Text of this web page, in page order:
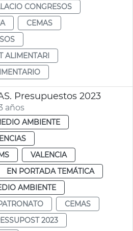
CONGRESOS
CEMAS
ALIMENTARI
Presupuestos 2023
años
AMBIENTE
VALENCIA
EN PORTADA TEMÁTICA
AMBIENTE
CEMAS
2023